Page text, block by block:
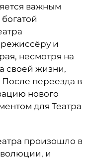
важным
и
несмотря на
своей жизни,
После переезда в
нового
для Театра
произошло в
и